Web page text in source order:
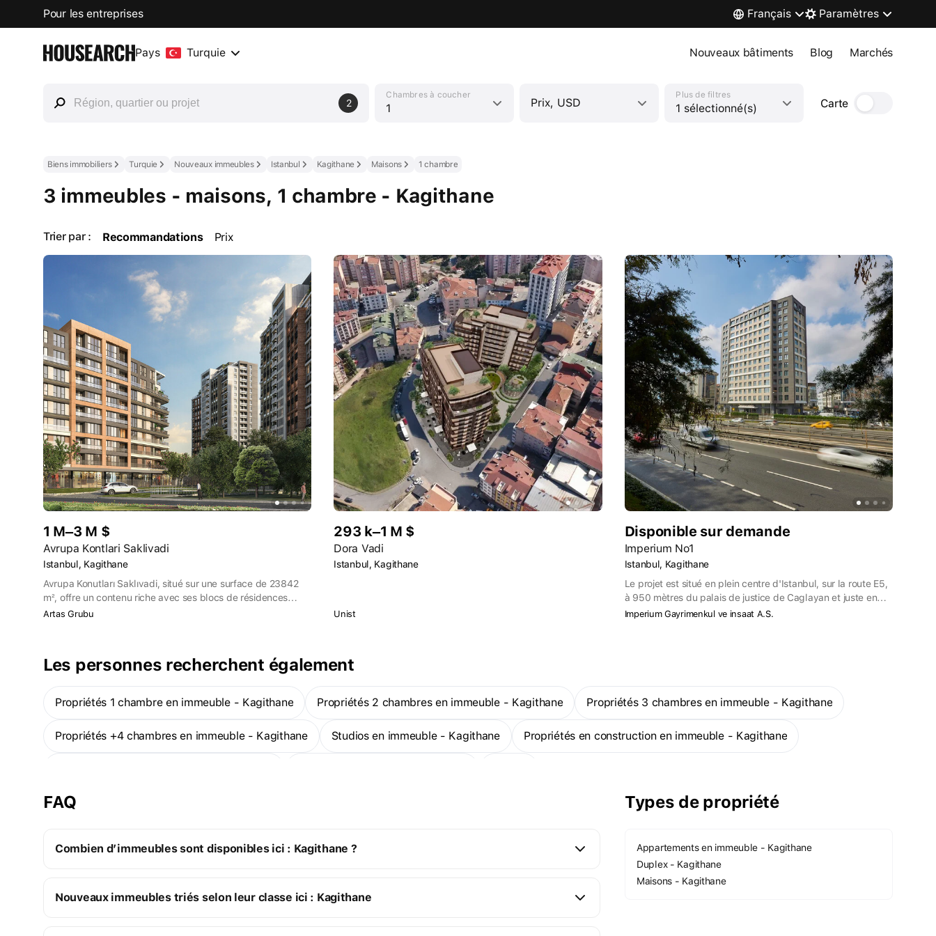
Pour les entreprises Français Paramètres
Pays Turquie Nouveaux bâtiments Blog Marchés
2
Chambres à coucher
1 Prix, USD
Plus de filtres
1 sélectionné(s) Carte
Biens immobiliers Turquie Nouveaux immeubles Istanbul Kagithane Maisons 1 chambre
3 immeubles - maisons, 1 chambre - Kagithane
Trier par : Recommandations Prix
1 M–3 M $
Avrupa Kontlari Saklivadi
Istanbul, Kagithane
Avrupa Konutları Saklıvadi, situé sur une surface de 23842
m², offre un contenu riche avec ses blocs de résidences
indépendantes, son immeuble de bureaux et son apart-hôtel
espaces paysagers spécialement conçus.
Artas Grubu
293 k–1 M $
Dora Vadi
Istanbul, Kagithane
Unist
Disponible sur demande
Imperium No1
Istanbul, Kagithane
Le projet est situé en plein centre d'Istanbul, sur la route E5,
à 950 mètres du palais de justice de Caglayan et juste en
face du centre commercial Perpa et de l'hôpital d'État
Imperium Gayrimenkul ve insaat A.S.
Les personnes recherchent également
Propriétés 1 chambre en immeuble - Kagithane Propriétés 2 chambres en immeuble - Kagithane Propriétés 3 chambres en immeuble - Kagithane
Propriétés +4 chambres en immeuble - Kagithane Studios en immeuble - Kagithane Propriétés en construction en immeuble - Kagithane
FAQ
Combien d’immeubles sont disponibles ici : Kagithane ?
2 immeubles sur plan
Nouveaux immeubles triés selon leur classe ici : Kagithane
Types de propriété
Appartements en immeuble - Kagithane
Duplex - Kagithane
Maisons - Kagithane